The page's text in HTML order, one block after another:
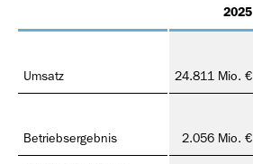
2025
Umsatz 24.811 Mio. €
Betriebsergebnis 2.056 Mio. €